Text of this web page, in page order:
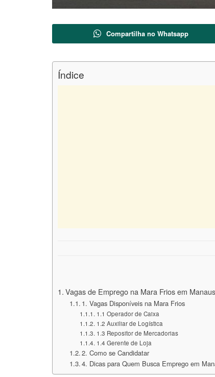
Compartilha no Whatsapp
Índice
Vagas de Emprego na Mara Frios em
1. Vagas Disponíveis na Mara Frios
1.1 Operador de Caixa
1.2 Auxiliar de Logística
1.3 Repositor de Mercadorias
1.4 Gerente de Loja
2. Como se Candidatar
4. Dicas para Quem Busca Emprego em